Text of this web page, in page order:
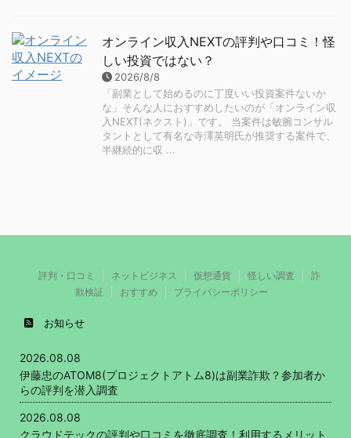
オンライン収入NEXTの評判や口コミ！怪
しい投資ではない？
2026/8/8
「副業として始めるのに丁度いい投資案件ないか
な」そんな人におすすめしたいのが「オンライン収
入NEXT(ネクスト)」です。 当案件は敏腕コンサル
タントとして有名な寺澤英明氏が推奨する案件で、
半継続的に収 ...
評判・口コミ ネットビジネス 仮想通貨 怪しい調査
詐
欺検証
おすすめ プライバシーポリシー
お知らせ
2026.08.08
伊藤忠のATOM8(プロジェクトアトム8)は副業詐欺？参加者か
らの評判を潜入調査
2026.08.08
クラウドテックの評判や口コミを徹底調査！利用するメリット